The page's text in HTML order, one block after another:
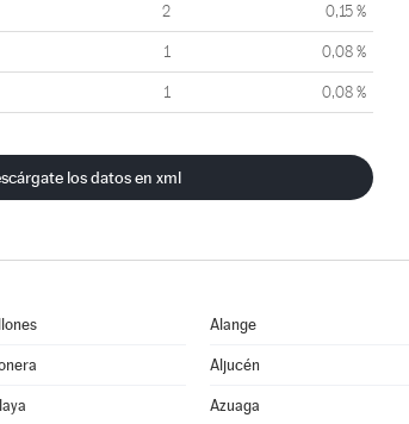
2 0,15 %
1 0,08 %
1 0,08 %
los datos en xml
Alange
Aljucén
Azuaga